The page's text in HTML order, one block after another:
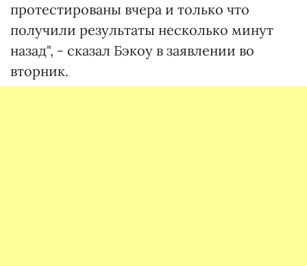
протестированы вчера и только что
получили результаты несколько минут
назад", - сказал Бэкоу в заявлении во
вторник.